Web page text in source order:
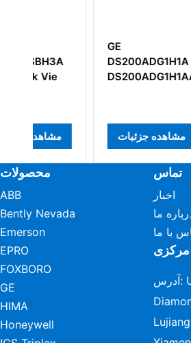
مشاهده
GE
IS200DAMAG1BCB
برد اسنابر RC
مشاهده جزئیات
محصولات
ABB
Bently Nevada
Emerson
EPRO
FOXBORO
GE
HIMA
Honeywell
تماس
اخبار
ما
با ما
مرکزی
آدرس: Unit 1503-4 Building B